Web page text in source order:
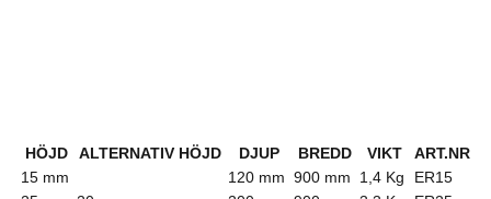
HÖJD ALTERNATIV HÖJD DJUP BREDD VIKT
ART.NR
15 mm
120 mm 900 mm 1,4 Kg
ER15